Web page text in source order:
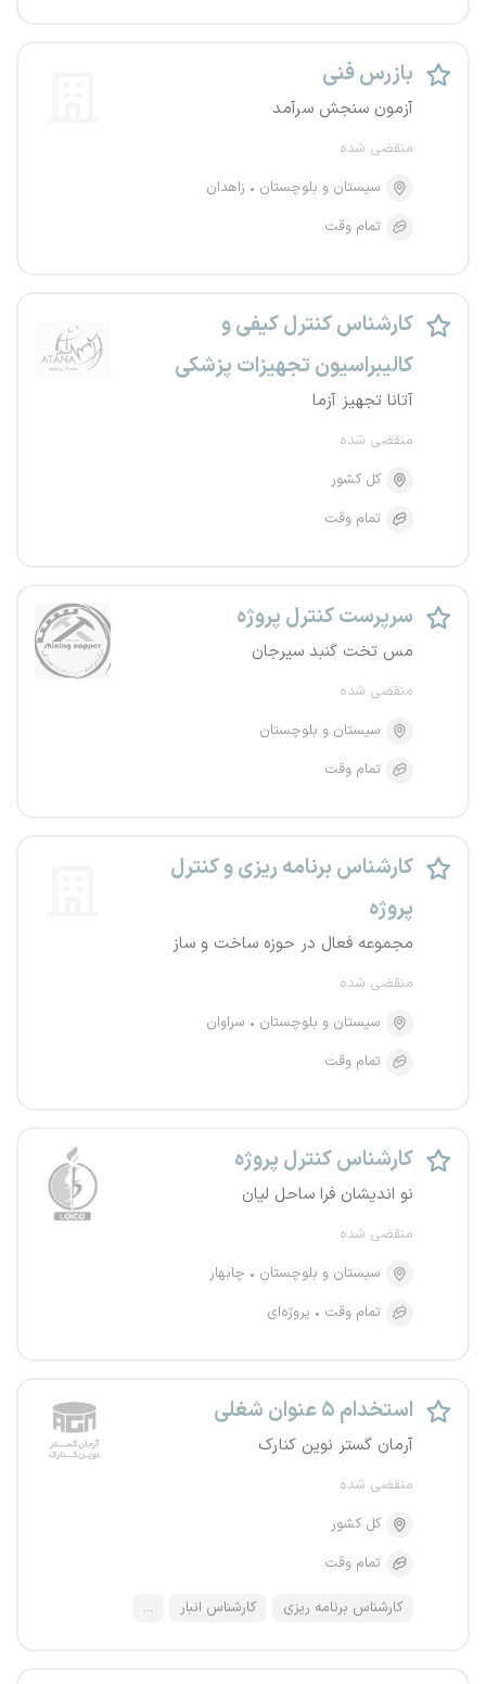
بازرس فنی
آزمون سنجش سرآمد
منقضی شده
سیستان و بلوچستان
زاهدان
تمام وقت
کارشناس کنترل کیفی و
کالیبراسیون تجهیزات پزشکی
آتانا تجهیز آزما
منقضی شده
کل کشور
تمام وقت
سرپرست کنترل پروژه
مس تخت گنبد سیرجان
منقضی شده
سیستان و بلوچستان
تمام وقت
کارشناس برنامه ریزی و کنترل
پروژه
مجموعه فعال در حوزه ساخت و ساز
منقضی شده
سیستان و بلوچستان
سراوان
تمام وقت
کارشناس کنترل پروژه
نو اندیشان فرا ساحل لیان
منقضی شده
سیستان و بلوچستان
چابهار
تمام وقت
پروژه‌ای
استخدام ۵ عنوان شغلی
آرمان گستر نوین کنارک
منقضی شده
کل کشور
تمام وقت
کارشناس برنامه ریزی کارشناس انبار ...